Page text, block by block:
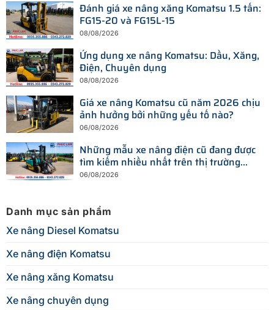
Đánh giá xe nâng xăng Komatsu 1.5 tấn:
FG15-20 và FG15L-15
08/08/2026
Ứng dụng xe nâng Komatsu: Dầu, Xăng,
Điện, Chuyên dụng
08/08/2026
Giá xe nâng Komatsu cũ năm 2026 chịu
ảnh hưởng bởi những yếu tố nào?
06/08/2026
Những mẫu xe nâng điện cũ đang được
tìm kiếm nhiều nhất trên thị trường
hiện nay
06/08/2026
Danh mục sản phẩm
Xe nâng Diesel Komatsu
Xe nâng điện Komatsu
Xe nâng xăng Komatsu
Xe nâng chuyên dụng